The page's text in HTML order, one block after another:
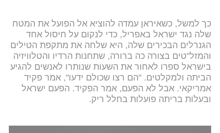
כך למשל, כשאיראן עמדה להוציא אל הפועל את המטח
שלה נגד ישראל באפריל, כדי לנקום על חיסול אחד
הגנרלים הבכירים שלה, היא שלחה את מתקפת הטילים
והמזל"טים בצורה כה ברורה, שתחנות הרדיו והטלוויזיה
בישראל ספרו לאחור את השעות שנותרו לאנשים להגיע
הביתה ולמקלטים. "הם רצו שכולם ידעו", אמר פקיד
אמריקאי. אבל לא הפעם, אמר הפקיד. הפעם ישראל
ובעלות בריתה פועלות בחלל ריק.